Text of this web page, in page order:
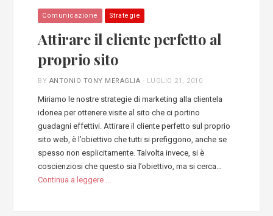
Comunicazione Strategie
Attirare il cliente perfetto al
proprio sito
BY ANTONIO TONY MERAGLIA - LUGLIO 21, 2010
Miriamo le nostre strategie di marketing alla clientela
idonea per ottenere visite al sito che ci portino
guadagni effettivi. Attirare il cliente perfetto sul proprio
sito web, è l’obiettivo che tutti si prefiggono, anche se
spesso non esplicitamente. Talvolta invece, si è
coscienziosi che questo sia l’obiettivo, ma si cerca…
Continua a leggere ...